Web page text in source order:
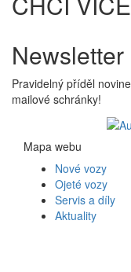
Newsletter
Pravidelný příděl
mailové schránky!
Mapa webu
Nové vozy
Ojeté vozy
Servis a díly
Aktuality